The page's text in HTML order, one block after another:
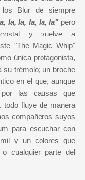
Blur de siempre
la, la, la, la, la" pero
y vuelve a
"The Magic Whip"
única protagonista,
su trémolo; un broche
en el que, aunque
las causas que
todo fluye de manera
compañeros suyos
para escuchar con
y un colores que
cualquier parte del